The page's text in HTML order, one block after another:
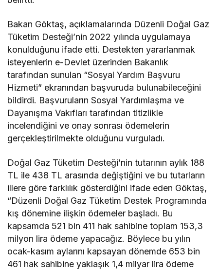
Bakan Göktaş, açıklamalarında Düzenli Doğal Gaz
Tüketim Desteği’nin 2022 yılında uygulamaya
konulduğunu ifade etti. Destekten yararlanmak
isteyenlerin e-Devlet üzerinden Bakanlık
tarafından sunulan “Sosyal Yardım Başvuru
Hizmeti” ekranından başvuruda bulunabileceğini
bildirdi. Başvuruların Sosyal Yardımlaşma ve
Dayanışma Vakıfları tarafından titizlikle
incelendiğini ve onay sonrası ödemelerin
gerçekleştirilmekte olduğunu vurguladı.
Doğal Gaz Tüketim Desteği’nin tutarının aylık 188
TL ile 438 TL arasında değiştiğini ve bu tutarların
illere göre farklılık gösterdiğini ifade eden Göktaş,
“Düzenli Doğal Gaz Tüketim Destek Programında
kış dönemine ilişkin ödemeler başladı. Bu
kapsamda 521 bin 411 hak sahibine toplam 153,3
milyon lira ödeme yapacağız. Böylece bu yılın
ocak-kasım aylarını kapsayan dönemde 653 bin
461 hak sahibine yaklaşık 1,4 milyar lira ödeme